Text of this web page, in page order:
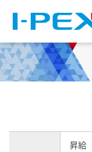
昇給